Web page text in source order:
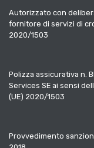
Autorizzato con
fornitore di servizi di
2020/1503
Polizza assicurativa n.
Services SE ai sensi
(UE) 2020/1503
Provvedimento